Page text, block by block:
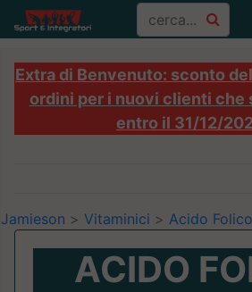
Extra di Benvenuto: sconto
ordini per i nuovi clienti che
entro il 31/12/
Jamieson > Vitaminici > Acido Folico
ACIDO